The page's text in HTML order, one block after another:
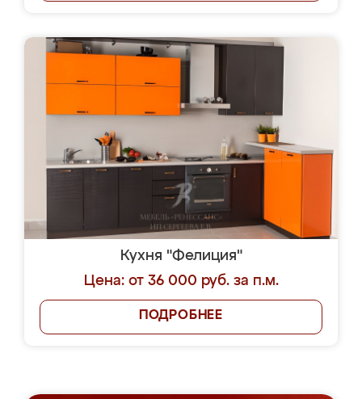
Кухня "Фелиция"
Цена: от 36 000 руб. за п.м.
ПОДРОБНЕЕ